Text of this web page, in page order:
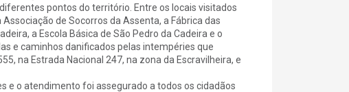
pontos do território. Entre os locais visitados
de Socorros da Assenta, a Fábrica das
a Escola Básica de São Pedro da Cadeira e o
e caminhos danificados pelas intempéries que
na Estrada Nacional 247, na zona da Escravilheira, e
e o atendimento foi assegurado a todos os cidadãos